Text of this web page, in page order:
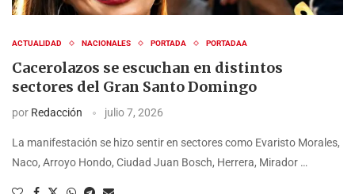
ACTUALIDAD NACIONALES PORTADA PORTADAA
Cacerolazos se escuchan en distintos
sectores del Gran Santo Domingo
por Redacción julio 7, 2026
La manifestación se hizo sentir en sectores como Evaristo Morales,
Naco, Arroyo Hondo, Ciudad Juan Bosch, Herrera, Mirador …